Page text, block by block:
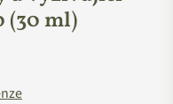
(30 ml)